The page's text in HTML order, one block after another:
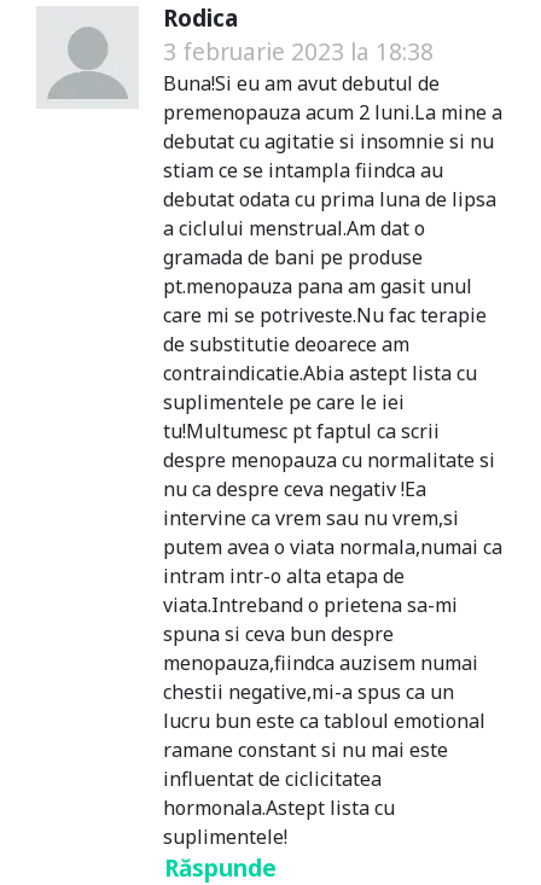
Rodica
3 februarie 2023 la 18:38
Buna!Si eu am avut debutul de
premenopauza acum 2 luni.La mine a
debutat cu agitatie si insomnie si nu
stiam ce se intampla fiindca au
debutat odata cu prima luna de lipsa
a ciclului menstrual.Am dat o
gramada de bani pe produse
pt.menopauza pana am gasit unul
care mi se potriveste.Nu fac terapie
de substitutie deoarece am
contraindicatie.Abia astept lista cu
suplimentele pe care le iei
tu!Multumesc pt faptul ca scrii
despre menopauza cu normalitate si
nu ca despre ceva negativ !Ea
intervine ca vrem sau nu vrem,si
putem avea o viata normala,numai ca
intram intr-o alta etapa de
viata.Intreband o prietena sa-mi
spuna si ceva bun despre
menopauza,fiindca auzisem numai
chestii negative,mi-a spus ca un
lucru bun este ca tabloul emotional
ramane constant si nu mai este
influentat de ciclicitatea
hormonala.Astept lista cu
suplimentele!
Răspunde